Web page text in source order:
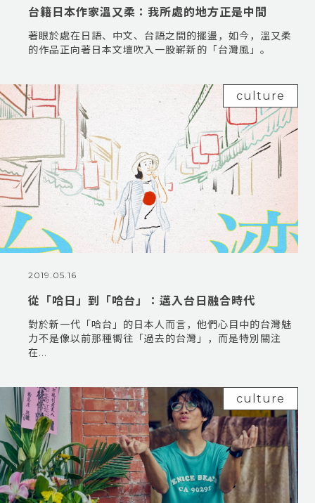
台籍日本作家溫又柔：我所處的地方正是中間
著眼於處在日語、中文、台語之間的擺盪，如今，溫又柔
的作品正向著日本文壇吹入一股嶄新的「台灣風」。
culture
2019.05.16
從「哈日」到「哈台」：邁入台日融合時代
對於新一代「哈台」的日本人而言，他們心目中的台灣魅
力不是像以前那種嚮往「過去的台灣」，而是特別關注
在...
culture